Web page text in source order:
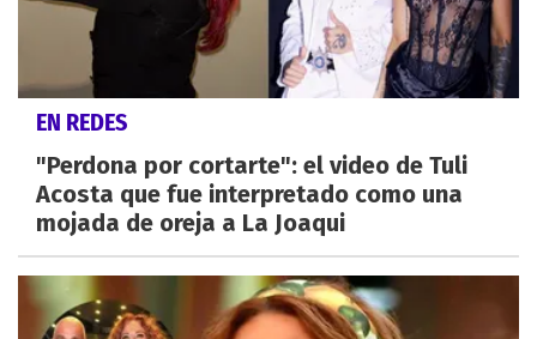
EN REDES
"Perdona por cortarte": el video de Tuli
Acosta que fue interpretado como una
mojada de oreja a La Joaqui